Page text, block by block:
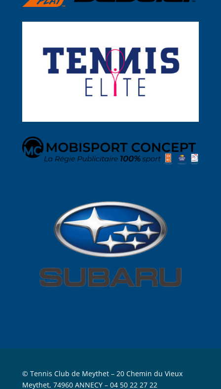
© Tennis Club de Meythet – 20 Chemin du Vieux
Meythet, 74960 ANNECY– 04 50 22 27 22